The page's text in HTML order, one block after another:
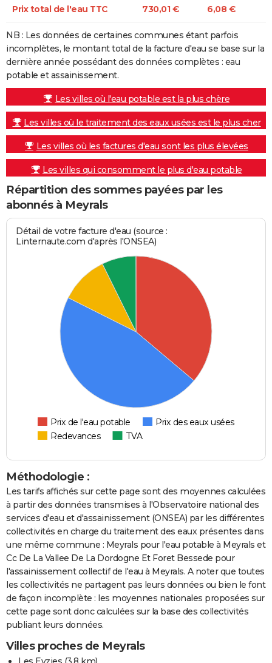
Prix total de l'eau TTC 730,01 € 6,08 €
NB : Les données de certaines communes étant parfois
incomplètes, le montant total de la facture d'eau se base sur la
dernière année possédant des données complètes : eau
potable et assainissement.
Les villes où l'eau potable est la plus chère
Les villes où le traitement des eaux usées est le plus cher
Les villes où les factures d'eau sont les plus élevées
Les villes qui consomment le plus d'eau potable
Répartition des sommes payées par les
abonnés à Meyrals
Détail de votre facture d'eau (source :
Linternaute.com d'après l'ONSEA)
Prix de l'eau potable
Prix des eaux usées
Redevances
TVA
Méthodologie :
Les tarifs affichés sur cette page sont des moyennes calculées
à partir des données transmises à l'Observatoire national des
services d'eau et d'assainissement (ONSEA) par les différentes
collectivités en charge du traitement des eaux présentes dans
une même commune : Meyrals pour l'eau potable à Meyrals et
Cc De La Vallee De La Dordogne Et Foret Bessede pour
l'assainissement collectif de l'eau à Meyrals. A noter que toutes
les collectivités ne partagent pas leurs données ou bien le font
de façon incomplète : les moyennes nationales proposées sur
cette page sont donc calculées sur la base des collectivités
publiant leurs données.
Villes proches de Meyrals